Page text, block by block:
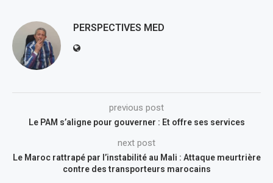
PERSPECTIVES MED
previous post
Le PAM s’aligne pour gouverner : Et offre ses services
next post
Le Maroc rattrapé par l’instabilité au Mali : Attaque meurtrière
contre des transporteurs marocains